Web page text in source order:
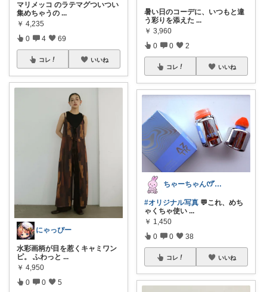
マリメッコ のラテマグついつい
集めちゃうの ...
￥ 4,235
0 4 69
コレ いいね
にゃっぴー
水彩画柄が目を惹くキャミワン
ピ。 ふわっと ...
￥ 4,950
0 0 5
暑い日のコーデに、いつもと違
う彩りを添えた ...
￥ 3,960
0 0 2
コレ いいね
ちゃーちゃん‪ꯁꯧありがとう🫶🏻💕
#オリジナル写真 💬これ、めち
ゃくちゃ使い ...
￥ 1,450
0 0 38
コレ いいね